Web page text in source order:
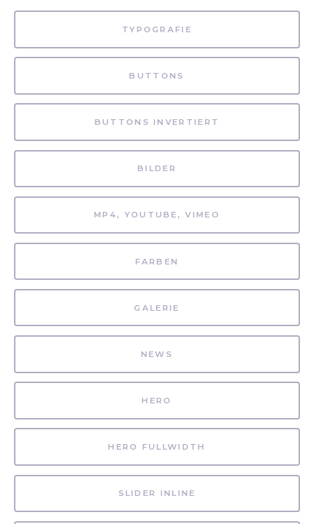
TYPOGRAFIE
BUTTONS
BUTTONS INVERTIERT
BILDER
MP4, YOUTUBE, VIMEO
FARBEN
GALERIE
NEWS
HERO
HERO FULLWIDTH
SLIDER INLINE